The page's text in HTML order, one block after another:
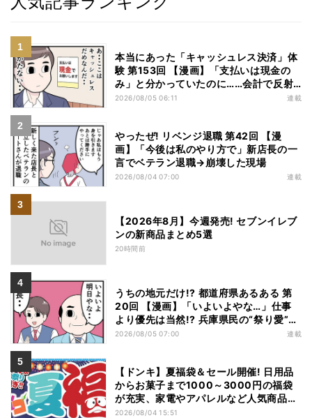
本当にあった「キャッシュレス決済」体
験 第153回 【漫画】「支払いは現金の
み」と分かっていたのに……会計で反射
的に出してしまったものは
2026/08/05 06:11 連載
やったぜ! リベンジ退職 第42回 【漫
画】「今後は私のやり方で」新店長の一
言でベテラン退職→崩壊した現場
2026/08/04 07:00 連載
【2026年8月】今週発売! セブンイレブ
ンの新商品まとめ5選
20時間前
うちの地元だけ!? 都道府県あるある 第
20回 【漫画】「いよいよやな…」仕事
より優先は当然!? 兵庫県民の“祭り愛”が
熱すぎた
2026/08/05 07:00 連載
【ドンキ】夏福袋＆セール開催! 日用品
からお菓子まで1000～3000円の福袋
が充実、家電やアパレルなど人気商品も
特価
2026/08/04 15:51